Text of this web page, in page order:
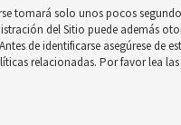
tomará solo unos pocos
del Sitio puede además
de identificarse asegúrese de
relacionadas. Por favor lea las